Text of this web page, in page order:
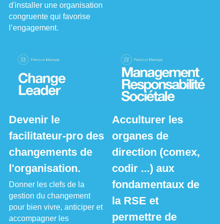
d'installer une organisation
congruente qui favorise
l’engagement.
Devenir le
facilitateur-pro des
changements de
l'organisation.
Donner les clefs de la
gestion du changement
pour bien vivre, anticiper et
accompagner les
Acculturer les
organes de
direction (comex,
codir ...) aux
fondamentaux de
la RSE et
permettre de